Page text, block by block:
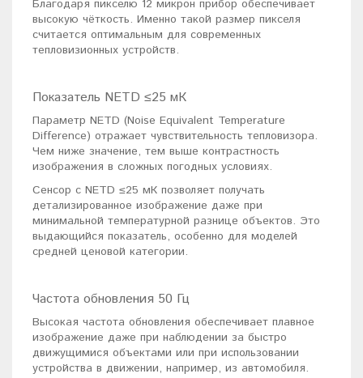
Благодаря пикселю 12 микрон прибор обеспечивает
высокую чёткость. Именно такой размер пикселя
считается оптимальным для современных
тепловизионных устройств.
Показатель NETD ≤25 мК
Параметр NETD (Noise Equivalent Temperature
Difference) отражает чувствительность тепловизора.
Чем ниже значение, тем выше контрастность
изображения в сложных погодных условиях.
Сенсор с NETD ≤25 мК позволяет получать
детализированное изображение даже при
минимальной температурной разнице объектов. Это
выдающийся показатель, особенно для моделей
средней ценовой категории.
Частота обновления 50 Гц
Высокая частота обновления обеспечивает плавное
изображение даже при наблюдении за быстро
движущимися объектами или при использовании
устройства в движении, например, из автомобиля.